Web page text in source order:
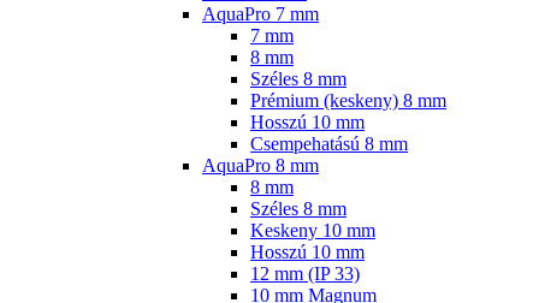
AquaPro 7 mm
7 mm
8 mm
Széles 8 mm
Prémium (keskeny) 8 mm
Hosszú 10 mm
Csempehatású 8 mm
AquaPro 8 mm
8 mm
Széles 8 mm
Keskeny 10 mm
Hosszú 10 mm
12 mm (IP 33)
10 mm Magnum